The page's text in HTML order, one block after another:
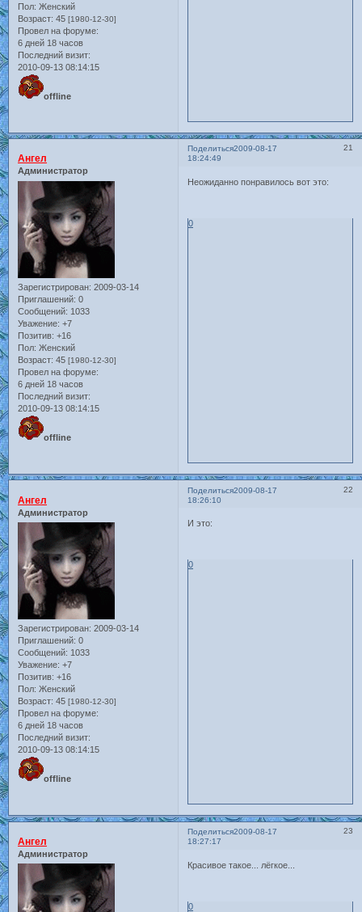
Пол: Женский
Возраст: 45 [1980-12-30]
Провел на форуме:
6 дней 18 часов
Последний визит:
2010-09-13 08:14:15
offline
Поделиться 21
2009-08-17
18:24:49
Ангел
Администратор
Зарегистрирован: 2009-03-14
Приглашений: 0
Сообщений: 1033
Уважение: +7
Позитив: +16
Пол: Женский
Возраст: 45 [1980-12-30]
Провел на форуме:
6 дней 18 часов
Последний визит:
2010-09-13 08:14:15
offline
Неожиданно понравилось вот это:
0
Поделиться 22
2009-08-17
18:26:10
Ангел
Администратор
Зарегистрирован: 2009-03-14
Приглашений: 0
Сообщений: 1033
Уважение: +7
Позитив: +16
Пол: Женский
Возраст: 45 [1980-12-30]
Провел на форуме:
6 дней 18 часов
Последний визит:
2010-09-13 08:14:15
offline
И это:
0
Поделиться 23
2009-08-17
18:27:17
Ангел
Администратор
Красивое такое... лёгкое...
0